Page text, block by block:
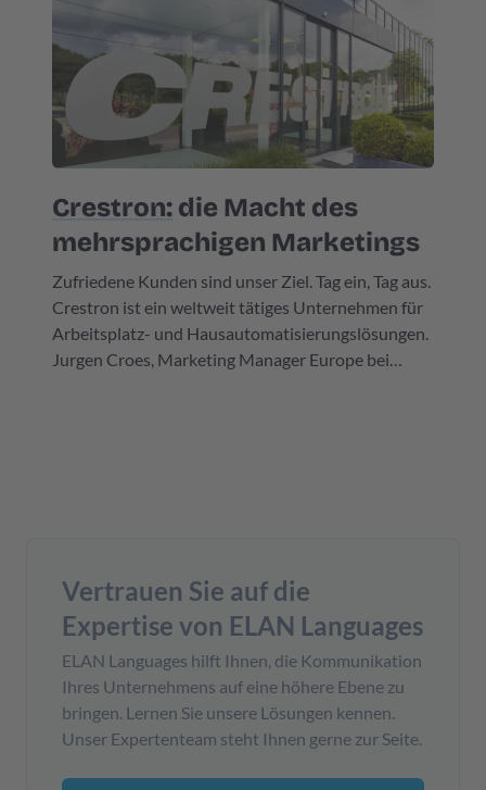
Crestron: die Macht des
mehrsprachigen Marketings
Zufriedene Kunden sind unser Ziel. Tag ein, Tag aus.
Crestron ist ein weltweit tätiges Unternehmen für
Arbeitsplatz- und Hausautomatisierungslösungen.
Jurgen Croes, Marketing Manager Europe bei
Vertrauen Sie auf die
Expertise von ELAN Languages
ELAN Languages hilft Ihnen, die Kommunikation
Ihres Unternehmens auf eine höhere Ebene zu
bringen. Lernen Sie unsere Lösungen kennen.
Unser Expertenteam steht Ihnen gerne zur Seite.